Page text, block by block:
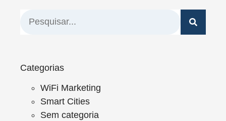
Categorias
WiFi Marketing
Smart Cities
Sem categoria